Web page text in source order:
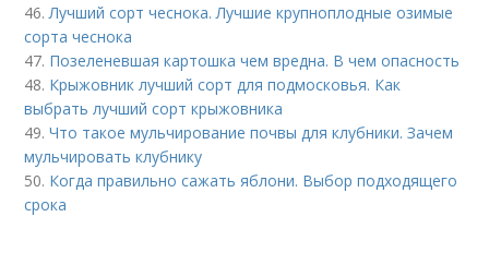
46.Лучший сорт чеснока. Лучшие крупноплодные озимые
сорта чеснока
47. Позеленевшая картошка чем вредна. В чем опасность
48. Крыжовник лучший сорт для подмосковья. Как
выбрать лучший сорт крыжовника
49.Что такое мульчирование почвы для клубники. Зачем
мульчировать клубнику
50. Когда правильно сажать яблони. Выбор подходящего
срока